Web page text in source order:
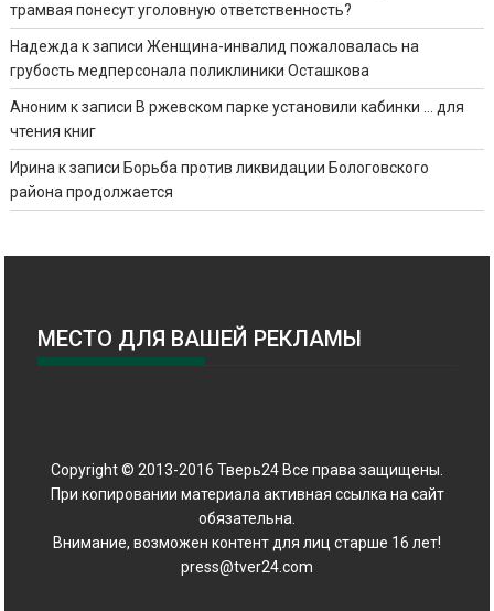
трамвая понесут уголовную ответственность?
Надеждак записиЖенщина-инвалид пожаловалась на
грубость медперсонала поликлиники Осташкова
Аноним к записи В ржевском парке установили кабинки … для
чтения книг
Иринак записи Борьба против ликвидации Бологовского
района продолжается
МЕСТО ДЛЯ ВАШЕЙ РЕКЛАМЫ
Copyright © 2013-2016 Тверь24 Все права защищены.
При копировании материала активная ссылка на сайт
обязательна.
Внимание, возможен контент для лиц старше 16 лет!
press@tver24.com